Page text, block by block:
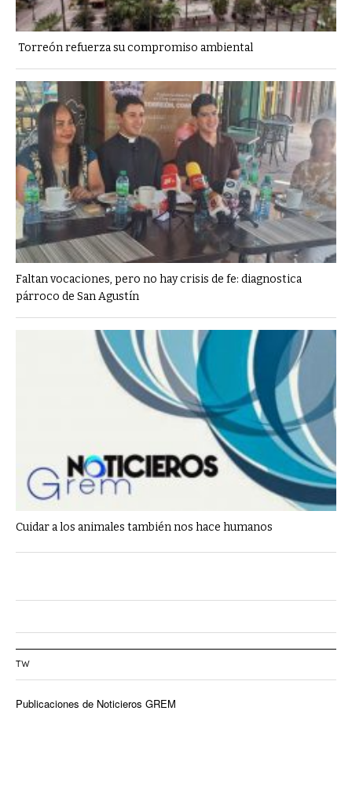
Torreón refuerza su compromiso ambiental
Faltan vocaciones, pero no hay crisis de fe: diagnostica
párroco de San Agustín
Cuidar a los animales también nos hace humanos
TW
Publicaciones de Noticieros GREM